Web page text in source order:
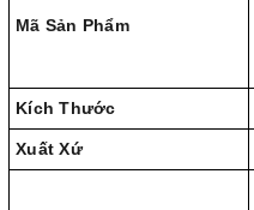
Mã Sản Phẩm
Kích Thước
Xuất Xứ